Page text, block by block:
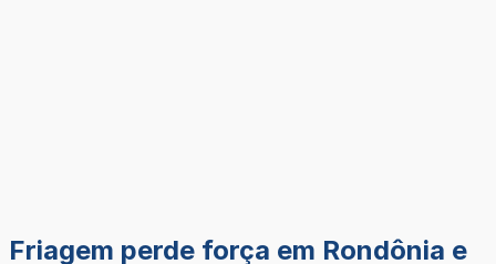
Friagem perde força em Rondônia e